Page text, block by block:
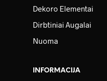
Dekoro Elementai
Dirbtiniai Augalai
Nuoma
INFORMACIJA